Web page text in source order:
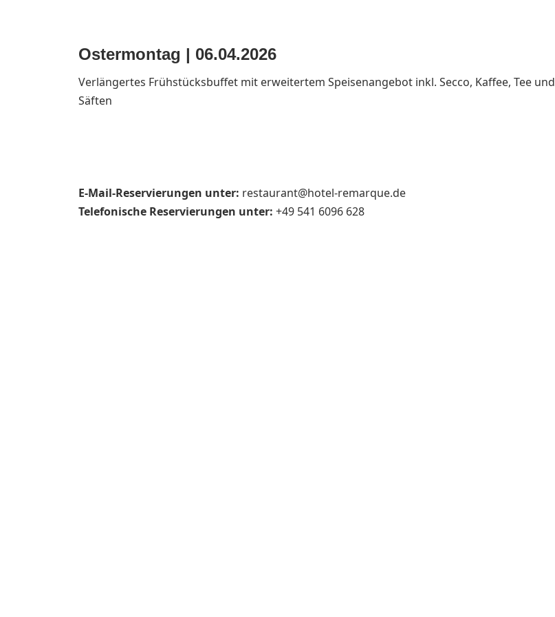
Ostermontag | 06.04.2026
Verlängertes Frühstücksbuffet mit erweitertem Speisenangebot inkl. Secco, Kaffee, Tee und
Säften
E-Mail-Reservierungen unter: restaurant@hotel-remarque.de
Telefonische Reservierungen unter: +49 541 6096 628